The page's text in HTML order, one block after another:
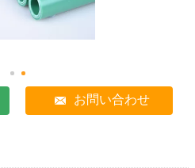
お問い合わせ